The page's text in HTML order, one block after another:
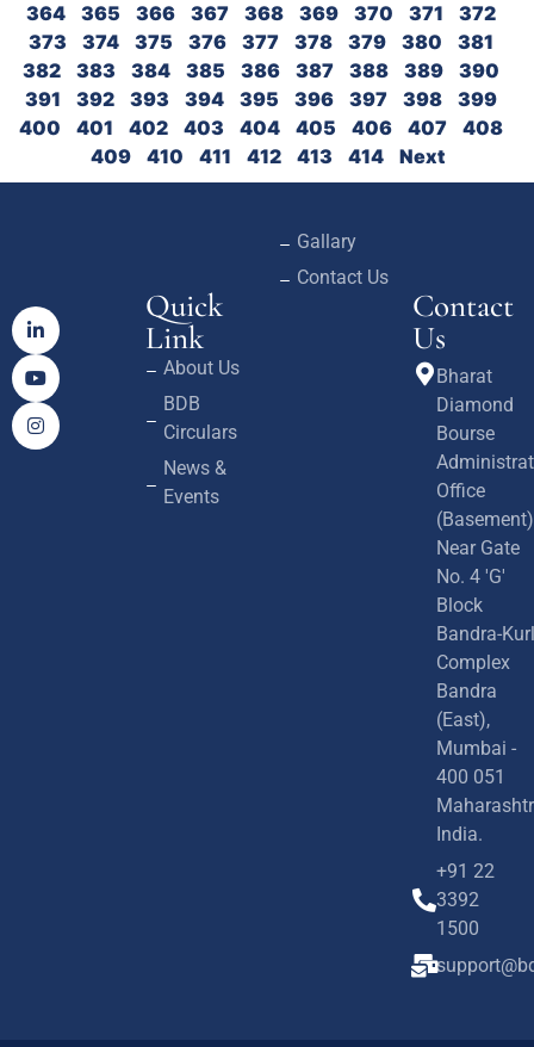
364
365 366 367 368 369 370 371
372
373
374 375 376 377 378 379 380
381
382
383 384 385 386 387 388 389
390
391
392 393 394 395 396 397 398
399
400
401 402 403 404 405 406 407
408
409
410 411 412 413 414 Next
Quick
Link
About Us
BDB
Circulars
News &
Events
Gallary
Contact Us
Contact
Us
Bharat
Diamond
Bourse
Office
(Basement)
Near Gate
No. 4 'G'
Block
Bandra-
Complex
Bandra
(East),
Mumbai -
400 051
India.
+91 22
3392
1500